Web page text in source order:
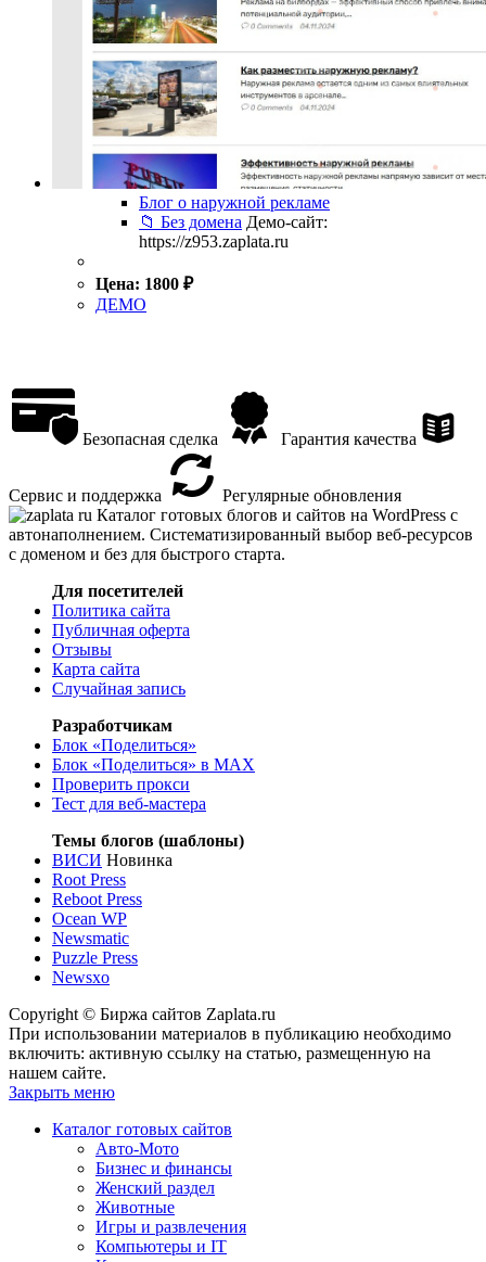
Блог о наружной рекламе
📁 Без домена Демо-сайт:
https://z953.zaplata.ru
Цена: 1800 ₽
ДЕМО
Безопасная сделка Гарантия качества
Сервис и поддержка
Регулярные обновления
Каталог готовых блогов и сайтов на WordPress с
автонаполнением. Систематизированный выбор веб-ресурсов
с доменом и без для быстрого старта.
Для посетителей
Политика сайта
Публичная оферта
Отзывы
Карта сайта
Случайная запись
Разработчикам
Блок «Поделиться»
Блок «Поделиться» в MAX
Проверить прокси
Тест для веб-мастера
Темы блогов (шаблоны)
ВИСИ Новинка
Root Press
Reboot Press
Ocean WP
Newsmatic
Puzzle Press
Newsxo
Copyright © Биржа сайтов Zaplata.ru
При использовании материалов в публикацию необходимо
включить: активную ссылку на статью, размещенную на
нашем сайте.
Закрыть меню
Каталог готовых сайтов
Авто-Мото
Бизнес и финансы
Женский раздел
Животные
Игры и развлечения
Компьютеры и IT